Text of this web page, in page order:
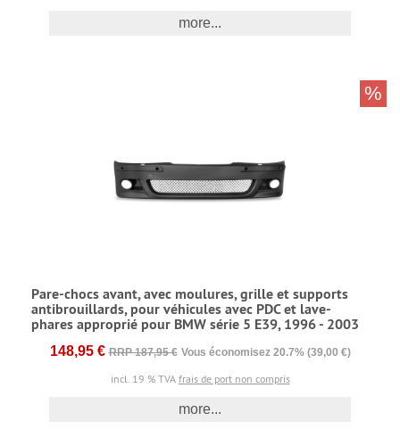
more...
Pare-chocs avant, avec moulures, grille et supports
antibrouillards, pour véhicules avec PDC et lave-
phares approprié pour BMW série 5 E39, 1996 - 2003
148,95 € RRP 187,95 € Vous économisez 20.7% (39,00 €)
incl. 19 % TVA frais de port non compris
more...
%